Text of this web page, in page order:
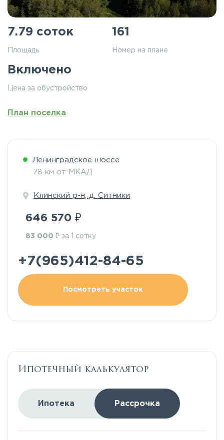
7.79 соток
Площадь
161
Номер на плане
Включено
Цена за обустройство
План поселка
Ленинградское шоссе
78 км от МКАД
Клинский р-н, д. Ситники
646 570 ₽
83 000 ₽ за 1 сотку
+7(965)412-84-65
Посмотреть участок
Ипотечный калькулятор
Ипотека Рассрочка